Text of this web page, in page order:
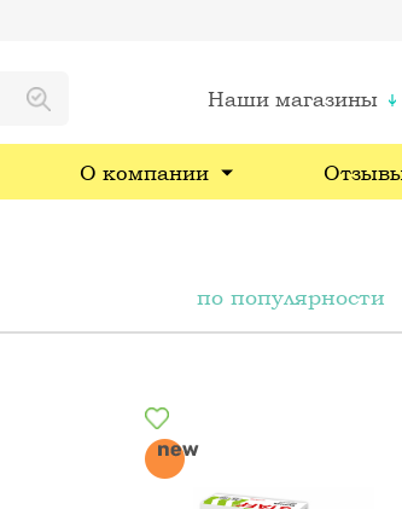
Наши магазины
О компании
по популярности